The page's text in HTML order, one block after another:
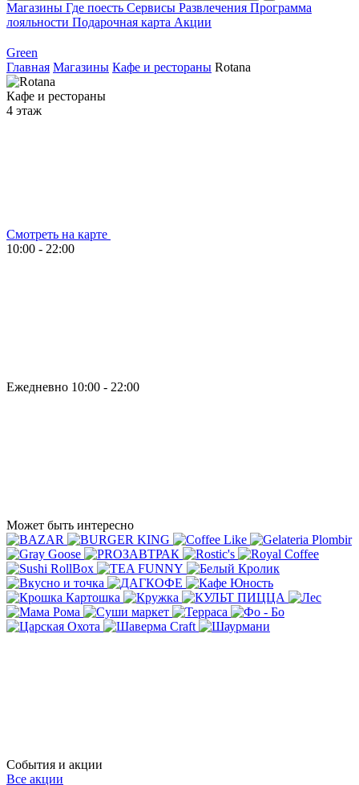
Магазины Где поесть Сервисы Развлечения Программа
лояльности Подарочная карта Акции
Green
Главная Магазины Кафе и рестораны Rotana
Кафе и рестораны
4 этаж
Смотреть на карте
10:00 - 22:00
Ежедневно 10:00 - 22:00
Может быть интересно
События и акции
Все акции